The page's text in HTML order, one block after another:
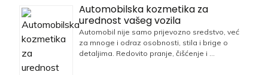
Automobilska kozmetika za
urednost vašeg vozila
Automobil nije samo prijevozno sredstvo, već
za mnoge i odraz osobnosti, stila i brige o
detaljima. Redovito pranje, čišćenje i …